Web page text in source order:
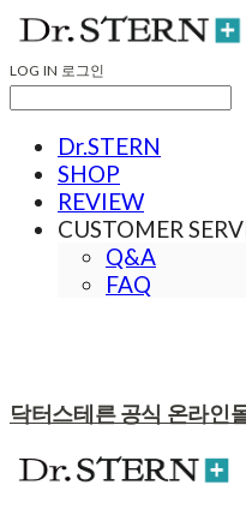
LOG IN 로그인
Dr.STERN
SHOP
REVIEW
CUSTOMER
Q&A
FAQ
닥터스테른 공식 온라인